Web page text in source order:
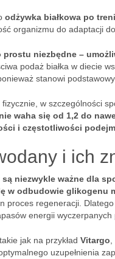
odżywka białkowa po
organizmu do adaptacji
prostu niezbędne –
podaż białka w diecie
stanowi
w szczególności
waha się od 1,2 do
i częstotliwości
i ich
niezwykle ważne dla
w odbudowie glikogenu
proces regeneracji.
energii wyczerpanych
jak na przykład Vitargo
uzupełnienia